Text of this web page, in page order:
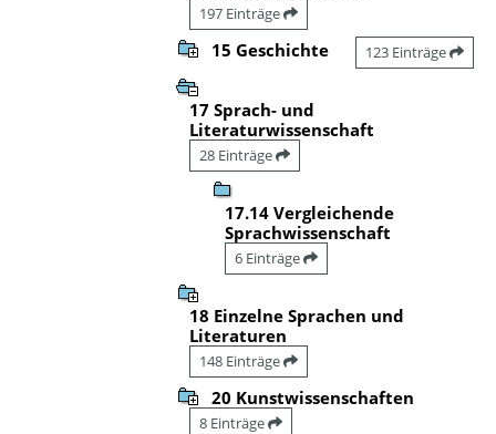
197 Einträge
15 Geschichte 123 Einträge
17 Sprach- und
Literaturwissenschaft
28 Einträge
17.14 Vergleichende
Sprachwissenschaft
6 Einträge
18 Einzelne Sprachen und
Literaturen
148 Einträge
20 Kunstwissenschaften
8 Einträge